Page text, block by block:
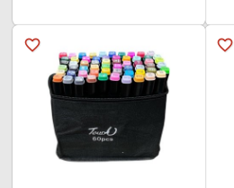
favorite_border
favorite_border